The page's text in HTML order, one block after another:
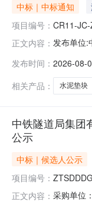
中标｜中标通知
项目编号： CR11-
正文内容： 发布单位:
中国铁建
发布时间： 2026-08-
相关产品：
水泥垫块
中铁隧道局集团
公示
中标｜候选人公示
项目编号：
正文内容： 采购单位